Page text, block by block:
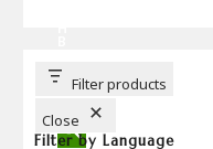
T
T
Filter products
Close
Filter by Language